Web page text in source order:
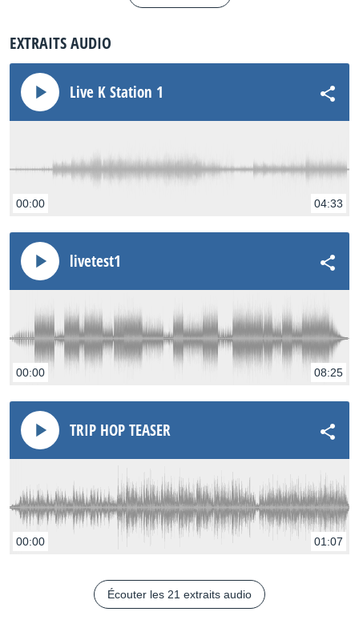
EXTRAITS AUDIO
Live K Station 1
00:00 04:33
livetest1
00:00 08:25
TRIP HOP TEASER
00:00 01:07
Écouter les 21 extraits audio